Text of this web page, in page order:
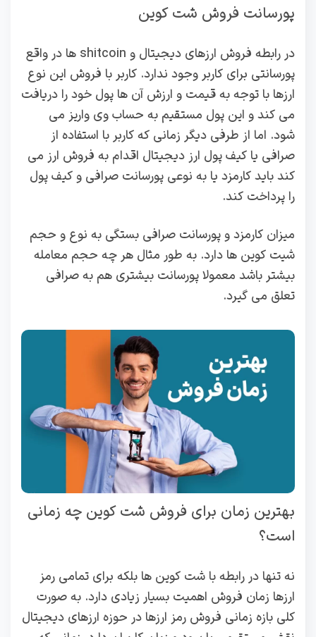
پورسانت فروش شت کوین
در رابطه فروش ارزهای دیجیتال و shitcoin ها در واقع
پورسانتی برای کاربر وجود ندارد. کاربر با فروش این نوع
ارزها با توجه به قیمت و ارزش آن ها پول خود را دریافت
می کند و این پول مستقیم به حساب وی واریز می
شود. اما از طرفی دیگر زمانی که کاربر با استفاده از
صرافی یا کیف پول ارز دیجیتال اقدام به فروش ارز می
کند باید کارمزد یا به نوعی پورسانت صرافی و کیف پول
را پرداخت کند.
میزان کارمزد و پورسانت صرافی بستگی به نوع و حجم
شیت کوین ها دارد. به طور مثال هر چه حجم معامله
بیشتر باشد معمولا پورسانت بیشتری هم به صرافی
تعلق می گیرد.
بهترین زمان برای فروش شت کوین چه زمانی
است؟
نه تنها در رابطه با شت کوین ها بلکه برای تمامی رمز
ارزها زمان فروش اهمیت بسیار زیادی دارد. به صورت
کلی بازه زمانی فروش رمز ارزها در حوزه ارزهای دیجیتال